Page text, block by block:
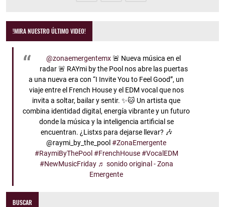
!MIRA NUESTRO ÚLTIMO VIDEO!
@zonaemergentemx🚨 Nueva música en el
radar 🚨 RAYmi by the Pool nos abre las puertas
a una nueva era con “I Invite You to Feel Good”, un
viaje entre el French House y el EDM vocal que nos
invita a soltar, bailar y sentir. ✨🐱 Un artista que
combina identidad digital, energía vibrante y un futuro
donde la música y la inteligencia artificial se
encuentran. ¿Listxs para dejarse llevar? 🎶
@raymi_by_the_pool#ZonaEmergente
#RaymiByThePool #FrenchHouse #VocalEDM
#NewMusicFriday ♬ sonido original - Zona
Emergente
BUSCAR